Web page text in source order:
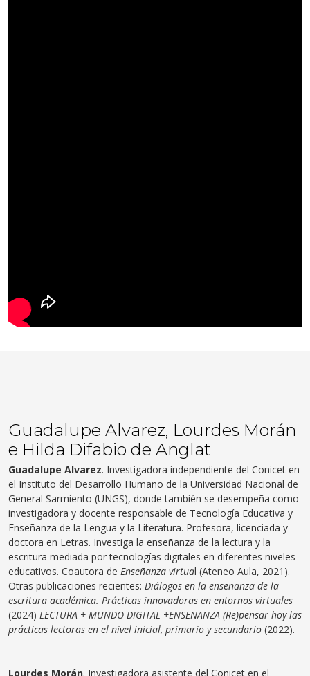
Guadalupe Alvarez, Lourdes Morán
e Hilda Difabio de Anglat
Guadalupe Alvarez. Investigadora independiente del Conicet en
el Instituto del Desarrollo Humano de la Universidad Nacional de
General Sarmiento (UNGS), donde también se desempeña como
investigadora y docente responsable de Tecnología Educativa y
Enseñanza de la Lengua y la Literatura. Profesora, licenciada y
doctora en Letras. Investiga la enseñanza de la lectura y la
escritura mediada por tecnologías digitales en diferentes niveles
educativos. Coautora de Enseñanza virtual (Ateneo Aula, 2021).
Otras publicaciones recientes: Diálogos en la enseñanza de la
escritura académica. Prácticas innovadoras en entornos virtuales
(2024) LECTURA + MUNDO DIGITAL +ENSEÑANZA (Re)pensar hoy las
prácticas lectoras en el nivel inicial, primario y secundario (2022).
Lourdes Morán. Investigadora asistente del Conicet en el